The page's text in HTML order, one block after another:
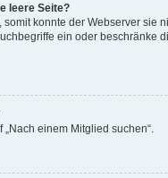
leere Seite?
konnte der Webserver sie
ein oder beschränke
einem Mitglied suchen“.